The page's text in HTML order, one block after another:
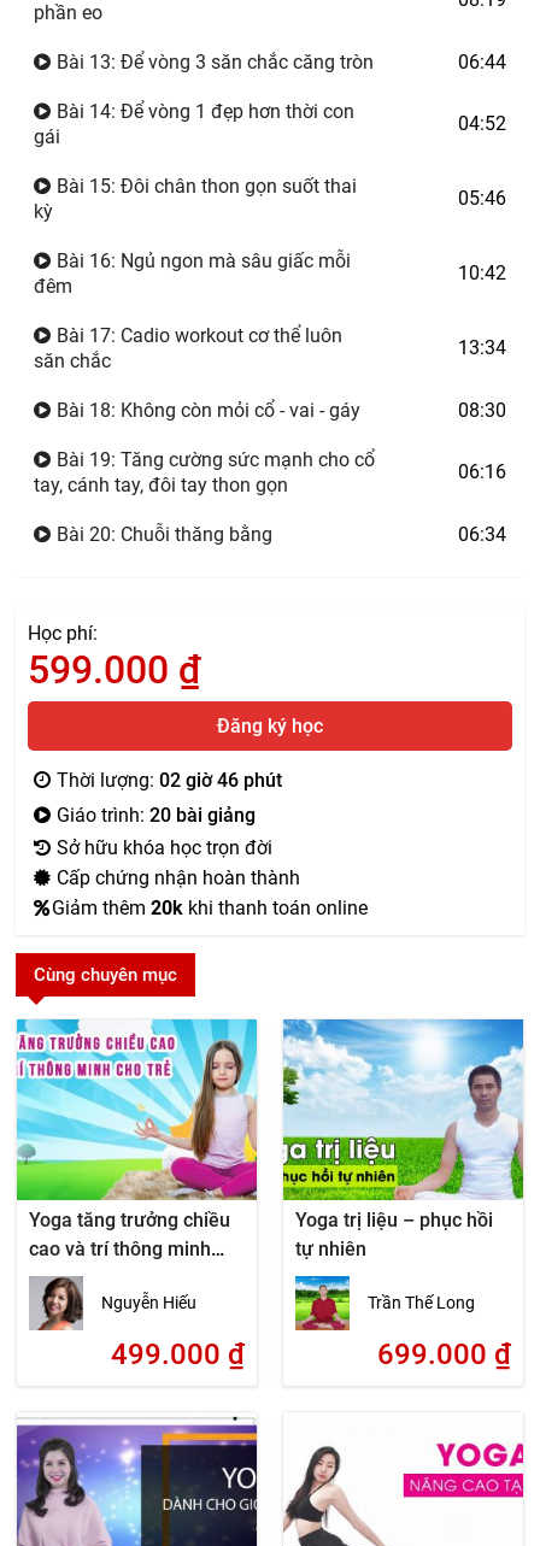
phần eo
Bài 13: Để vòng 3 săn chắc căng tròn 06:44
Bài 14: Để vòng 1 đẹp hơn thời con
gái
04:52
Bài 15: Đôi chân thon gọn suốt thai
kỳ
05:46
Bài 16: Ngủ ngon mà sâu giấc mỗi
đêm
10:42
Bài 17: Cadio workout cơ thể luôn
săn chắc
13:34
Bài 18: Không còn mỏi cổ - vai - gáy 08:30
Bài 19: Tăng cường sức mạnh cho cổ
tay, cánh tay, đôi tay thon gọn
06:16
Bài 20: Chuỗi thăng bằng 06:34
Học phí:
599.000 ₫
Đăng ký học
Thời lượng:02 giờ 46 phút
Giáo trình:20 bài giảng
Sở hữu khóa học trọn đời
Cấp chứng nhận hoàn thành
Giảm thêm20k khi thanh toán online
Cùng chuyên mục
Yoga tăng trưởng chiều
cao và trí thông minh
cho trẻ
Nguyễn Hiếu
499.000 ₫
Yoga trị liệu – phục hồi
tự nhiên
Trần Thế Long
699.000 ₫